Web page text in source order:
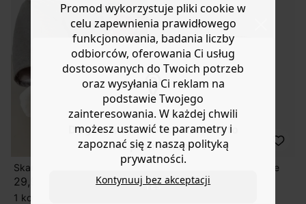
Do you want to be redirected to
www.promod.com ?
YES
Skarpetki
29,90 zł
1 kolor
Okulary przeciwsłoneczne
59,90 zł
Promod wykorzystuje pliki cookie w
celu zapewnienia prawidłowego
funkcjonowania, badania liczby
odbiorców, oferowania Ci usług
dostosowanych do Twoich potrzeb
oraz wysyłania Ci reklam na
podstawie Twojego
zainteresowania. W każdej chwili
możesz ustawić te parametry i
zapoznać się z naszą polityką
prywatności.
Kontynuuj bez akceptacji